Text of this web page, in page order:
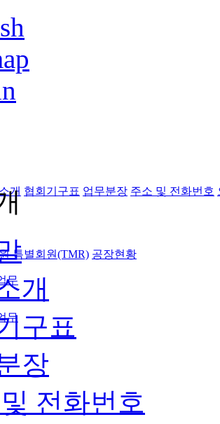
개 협회기구표 업무분장 주소 및 전화번호
특별회원(TMR) 공장현황
무
무
개
구표
장
전화번호